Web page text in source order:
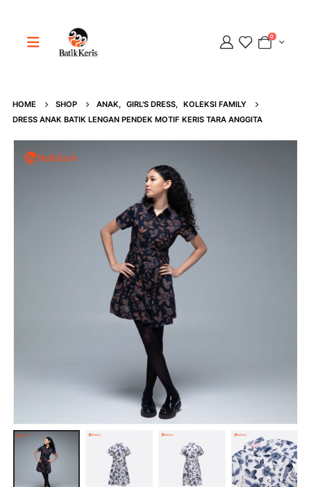
0
HOME SHOP ANAK, GIRL'S DRESS, KOLEKSI FAMILY
DRESS ANAK BATIK LENGAN PENDEK MOTIF KERIS TARA ANGGITA